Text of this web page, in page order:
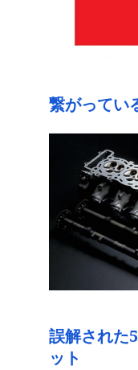
繋がってい
誤解された
ット